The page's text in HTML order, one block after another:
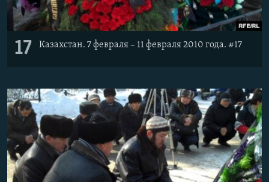
17 Казахстан. 7 февраля – 11 февраля 2010 года. #17